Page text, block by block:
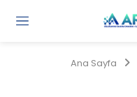
Ana Sayfa